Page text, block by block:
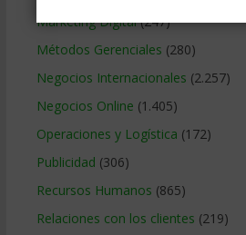
Marketing Digital(247)
Métodos Gerenciales (280)
Negocios Internacionales (2.257)
Negocios Online (1.405)
Operaciones y Logística (172)
Publicidad (306)
Recursos Humanos (865)
Relaciones con los clientes (219)